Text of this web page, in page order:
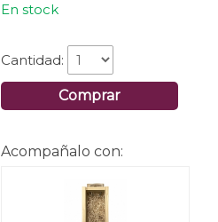
En stock
Cantidad:
Comprar
Acompañalo con: